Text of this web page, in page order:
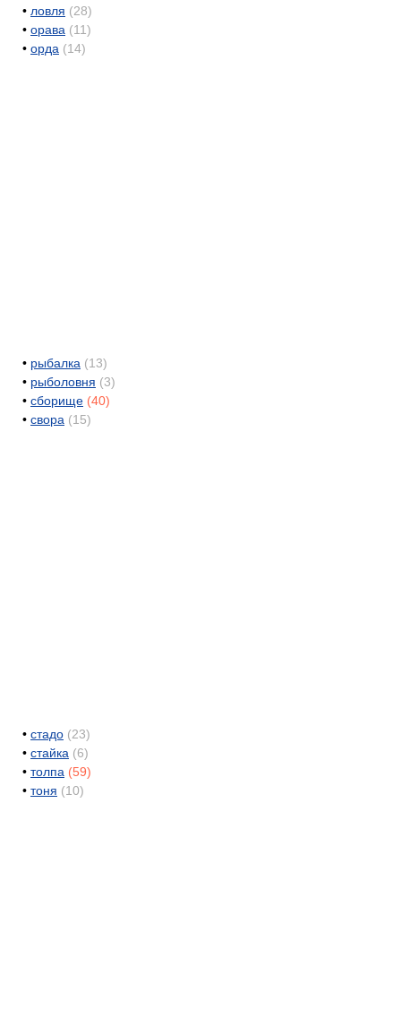
• ловля (28)
• орава (11)
• орда (14)
• рыбалка (13)
• рыболовня (3)
• сборище (40)
• свора (15)
• стадо (23)
• стайка (6)
• толпа (59)
• тоня (10)